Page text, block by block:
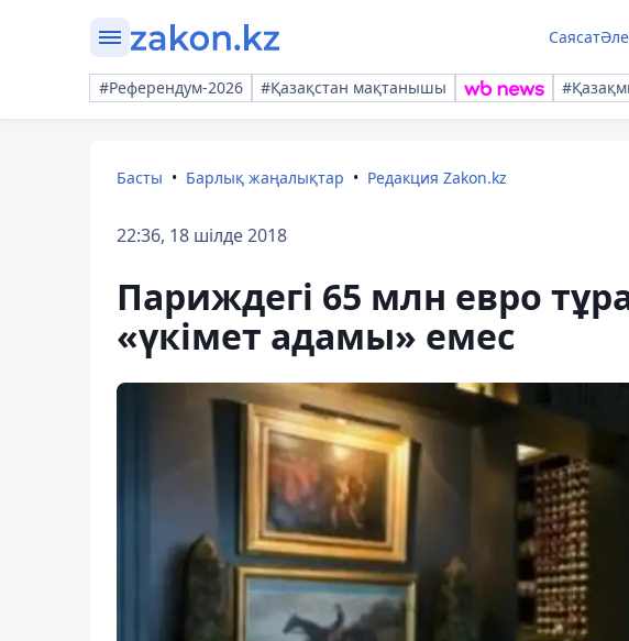
Саясат
#Референдум-2026 #Қазақстан мақтанышы
Басты Барлық жаңалықтар Редакция Zakon.kz
22:36, 18 шілде 2018
Париждегі 65 млн евро
«үкімет адамы» емес